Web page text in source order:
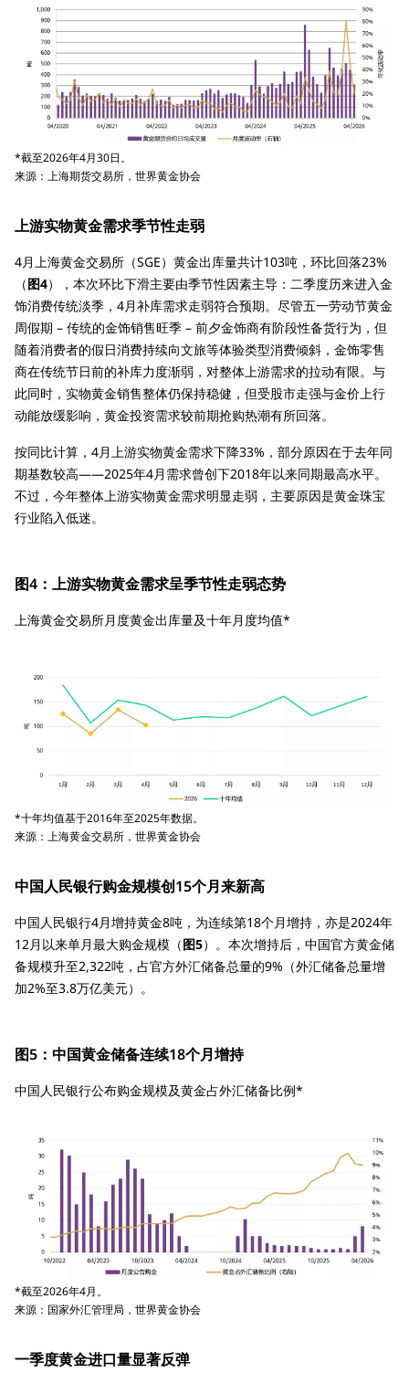
*截至2026年4月30日。
来源：上海期货交易所，世界黄金协会
上游实物黄金需求季节性走弱
4月上海黄金交易所（SGE）黄金出库量共计103吨，环比回落23%
（图4），本次环比下滑主要由季节性因素主导：二季度历来进入金
饰消费传统淡季，4月补库需求走弱符合预期。尽管五一劳动节黄金
周假期 – 传统的金饰销售旺季 – 前夕金饰商有阶段性备货行为，但
随着消费者的假日消费持续向文旅等体验类型消费倾斜，金饰零售
商在传统节日前的补库力度渐弱，对整体上游需求的拉动有限。与
此同时，实物黄金销售整体仍保持稳健，但受股市走强与金价上行
动能放缓影响，黄金投资需求较前期抢购热潮有所回落。
按同比计算，4月上游实物黄金需求下降33%，部分原因在于去年同
期基数较高——2025年4月需求曾创下2018年以来同期最高水平。
不过，今年整体上游实物黄金需求明显走弱，主要原因是黄金珠宝
行业陷入低迷。
图4：上游实物黄金需求呈季节性走弱态势
上海黄金交易所月度黄金出库量及十年月度均值*
*十年均值基于2016年至2025年数据。
来源：上海黄金交易所，世界黄金协会
中国人民银行购金规模创15个月来新高
中国人民银行4月增持黄金8吨，为连续第18个月增持，亦是2024年
12月以来单月最大购金规模（图5）。本次增持后，中国官方黄金储
备规模升至2,322吨，占官方外汇储备总量的9%（外汇储备总量增
加2%至3.8万亿美元）。
图5：中国黄金储备连续18个月增持
中国人民银行公布购金规模及黄金占外汇储备比例*
*截至2026年4月。
来源：国家外汇管理局，世界黄金协会
一季度黄金进口量显著反弹